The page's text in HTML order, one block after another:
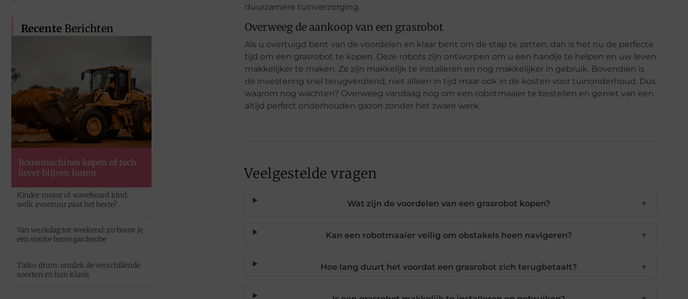
Recente Berichten
Bouwmachines kopen of toch
liever blijven huren
Kinder motor of waveboard kind:
welk avontuur past het beste?
Van werkdag tot weekend: zo bouw je
een sterke herengarderobe
Taiko drum: ontdek de verschillende
soorten en hun klank
duurzamere tuinverzorging.
Overweeg de aankoop van een grasrobot
Als u overtuigd bent van de voordelen en klaar bent om de stap te zetten, dan is het nu de perfecte
tijd om een grasrobot te kopen. Deze robots zijn ontworpen om u een handje te helpen en uw leven
makkelijker te maken. Ze zijn makkelijk te installeren en nog makkelijker in gebruik. Bovendien is
de investering snel terugverdiend, niet alleen in tijd maar ook in de kosten voor tuinonderhoud. Dus
waarom nog wachten? Overweeg vandaag nog om een robotmaaier te bestellen en geniet van een
altijd perfect onderhouden gazon zonder het zware werk.
Veelgestelde vragen
Wat zijn de voordelen van een grasrobot kopen? ▼
Kan een robotmaaier veilig om obstakels heen navigeren? ▼
Hoe lang duurt het voordat een grasrobot zich terugbetaalt? ▼